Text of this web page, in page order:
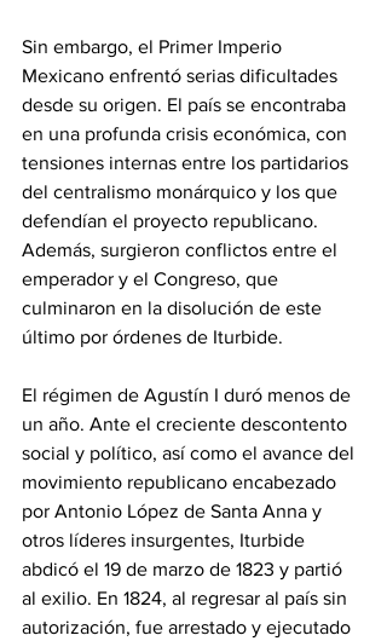
Sin embargo, el Primer Imperio
Mexicano enfrentó serias dificultades
desde su origen. El país se encontraba
en una profunda crisis económica, con
tensiones internas entre los partidarios
del centralismo monárquico y los que
defendían el proyecto republicano.
Además, surgieron conflictos entre el
emperador y el Congreso, que
culminaron en la disolución de este
último por órdenes de Iturbide.
El régimen de Agustín I duró menos de
un año. Ante el creciente descontento
social y político, así como el avance del
movimiento republicano encabezado
por Antonio López de Santa Anna y
otros líderes insurgentes, Iturbide
abdicó el 19 de marzo de 1823 y partió
al exilio. En 1824, al regresar al país sin
autorización, fue arrestado y ejecutado